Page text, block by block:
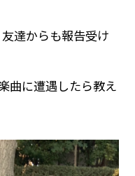
達からも報告受け
曲に遭遇したら教え